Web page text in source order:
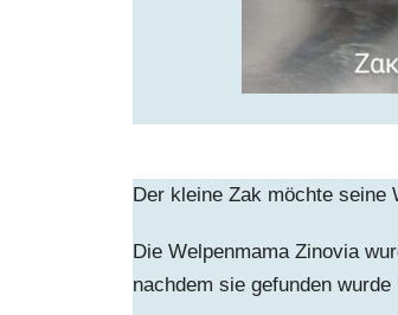
Der kleine Zak möchte seine
Die Welpenmama Zinovia
nachdem sie gefunden